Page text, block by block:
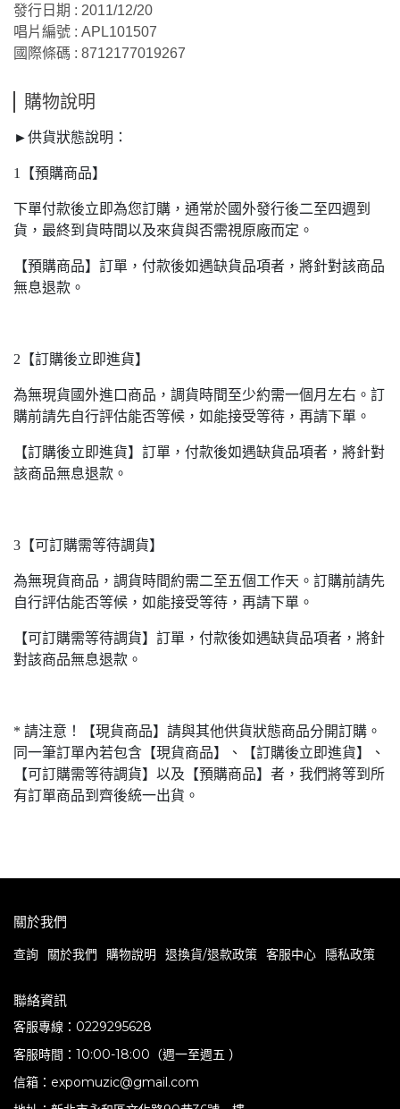
發行日期 : 2011/12/20
唱片編號 : APL101507
國際條碼 : 8712177019267
購物說明
►供貨狀態說明：
1【預購商品】
下單付款後立即為您訂購，通常於國外發行後二至四週到
貨，最終到貨時間以及來貨與否需視原廠而定。
【預購商品】訂單，付款後如遇缺貨品項者，將針對該商品
無息退款。
2【訂購後立即進貨】
為無現貨國外進口商品，調貨時間至少約需一個月左右。訂
購前請先自行評估能否等候，如能接受等待，再請下單。
【訂購後立即進貨】訂單，付款後如遇缺貨品項者，將針對
該商品無息退款。
3【可訂購需等待調貨】
為無現貨商品，調貨時間約需二至五個工作天。訂購前請先
自行評估能否等候，如能接受等待，再請下單。
【可訂購需等待調貨】訂單，付款後如遇缺貨品項者，將針
對該商品無息退款。
* 請注意！【現貨商品】請與其他供貨狀態商品分開訂購。
同一筆訂單內若包含【現貨商品】、【訂購後立即進貨】、
【可訂購需等待調貨】以及【預購商品】者，我們將等到所
有訂單商品到齊後統一出貨。
關於我們
查詢 關於我們 購物說明 退換貨/退款政策 客服中心 隱私政策
聯絡資訊
客服專線：0229295628
客服時間：10:00-18:00（週一至週五 ）
信箱：expomuzic@gmail.com